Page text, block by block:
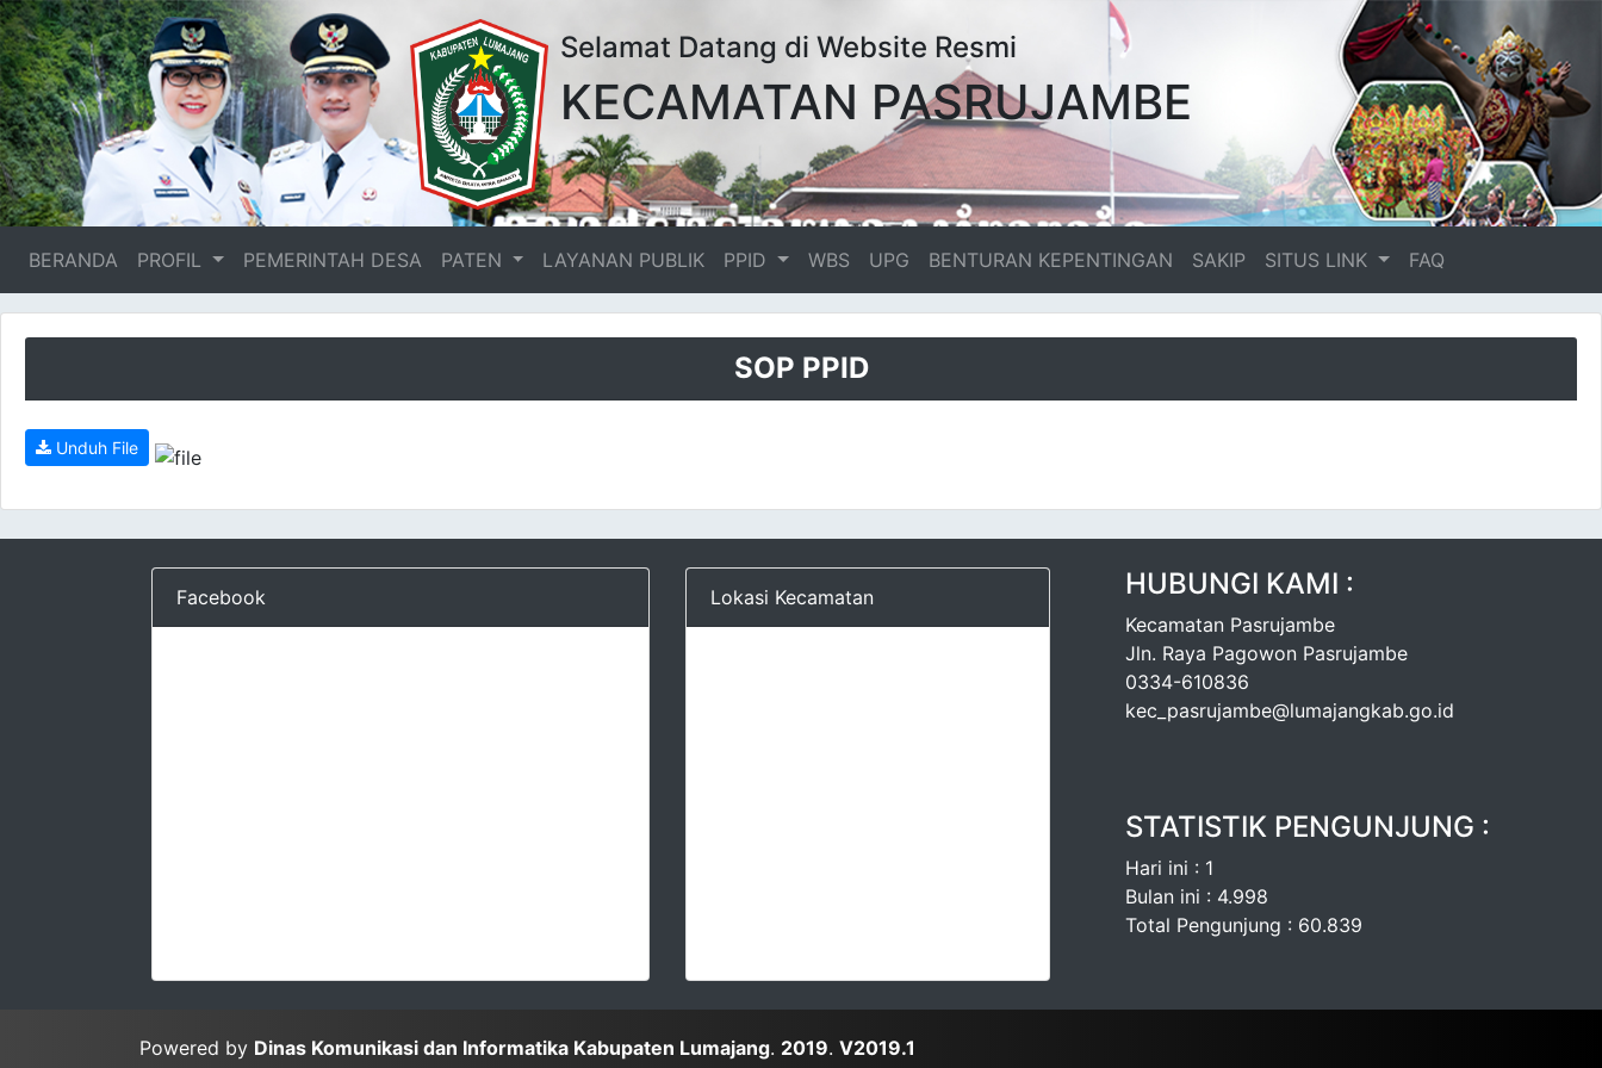
Selamat Datang di Website Resmi
KECAMATAN PASRUJAMBE
BERANDA (current)
PROFIL PEMERINTAH DESA PATEN LAYANAN PUBLIK PPID WBS UPG BENTURAN KEPENTINGAN SAKIP SITUS LINK FAQ
SOP PPID
Unduh File
Facebook Lokasi Kecamatan HUBUNGI KAMI :
Kecamatan Pasrujambe
Jln. Raya Pagowon Pasrujambe
0334-610836
kec_pasrujambe@lumajangkab.go.id
STATISTIK PENGUNJUNG :
Hari ini : 1
Bulan ini : 4.998
Total Pengunjung : 60.839
Powered by Dinas Komunikasi dan Informatika Kabupaten Lumajang. 2019. V2019.1